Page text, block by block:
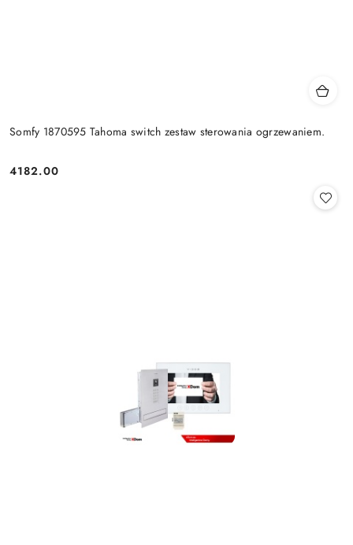
Somfy 1870595 Tahoma switch zestaw sterowania ogrzewaniem.
Cena:
4182.00